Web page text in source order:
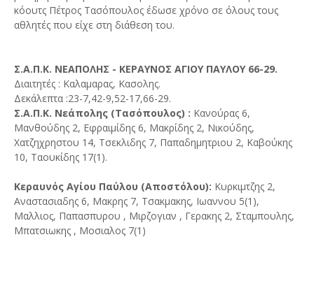
κόουτς Πέτρος Τασόπουλος έδωσε χρόνο σε όλους τους
αθλητές που είχε στη διάθεση του.
Σ.Α.Π.Κ. ΝΕΑΠΟΛΗΣ - ΚΕΡΑΥΝΟΣ ΑΓΙΟΥ ΠΑΥΛΟΥ 66-29.
Διαιτητές : Καλαμαρας, Κασολης.
Δεκάλεπτα :23-7,42-9,52-17,66-29.
Σ.Α.Π.Κ. Νεάπολης (Τασόπουλος) : Κανούρας 6,
Μανθούδης 2, Εφραιμίδης 6, Μακρίδης 2, Νικούδης,
Χατζηχρηστου 14, Τσεκλιδης 7, Παπαδημητριου 2, Καβούκης
10, Ταουκίδης 17(1).
Κεραυνός Αγίου Παύλου (Αποστόλου): Κυρκιμτζης 2,
Αναστασιαδης 6, Μακρης 7, Τσακμακης, Ιωαννου 5(1),
Μαλλιος, Παπασπυρου , Μιρζογιαν , Γερακης 2, Σταμπουλης,
Μπατσιωκης , Μοσιαλος 7(1)